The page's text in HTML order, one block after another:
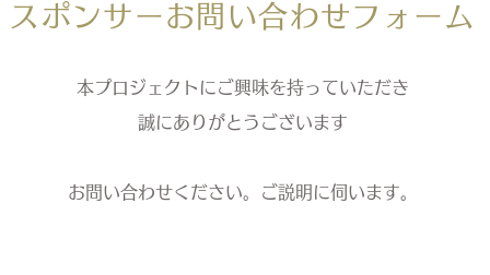
スポンサーお問い合わせフォーム
本プロジェクトにご興味を持っていただき
誠にありがとうございます
お問い合わせください。ご説明に伺います。